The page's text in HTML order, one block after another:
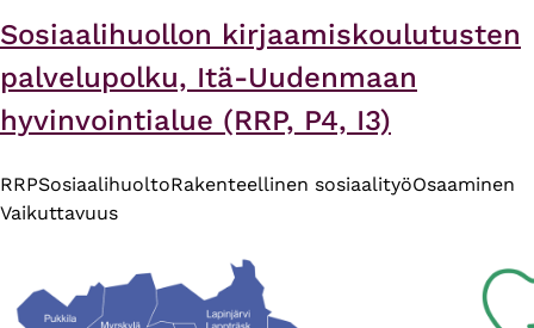
Sosiaalihuollon kirjaamiskoulutusten
palvelupolku, Itä-Uudenmaan
hyvinvointialue (RRP, P4, I3)
RRPSosiaalihuoltoRakenteellinen sosiaalityöOsaaminen
Vaikuttavuus